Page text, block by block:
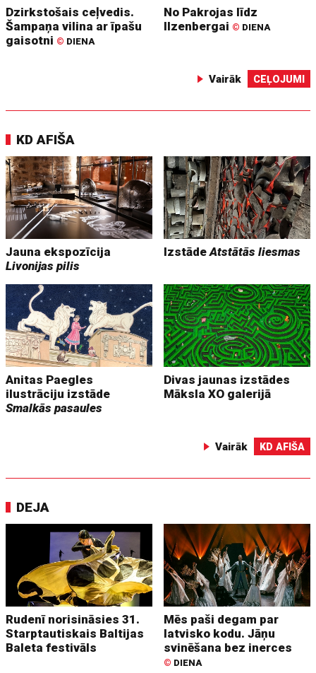
Dzirkstošais ceļvedis.
Šampaņa vilina ar īpašu
gaisotni © DIENA
No Pakrojas līdz
Ilzenbergai © DIENA
Vairāk CEĻOJUMI
KD AFIŠA
Jauna ekspozīcija
Livonijas pilis
IzstādeAtstātās liesmas
Anitas Paegles
ilustrāciju izstāde
Smalkās pasaules
Divas jaunas izstādes
Māksla XO galerijā
Vairāk KD AFIŠA
DEJA
Rudenī norisināsies 31.
Starptautiskais Baltijas
Baleta festivāls
Mēs paši degam par
latvisko kodu. Jāņu
svinēšana bez inerces
© DIENA